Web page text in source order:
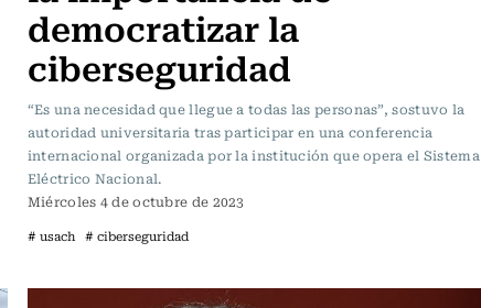
democratizar la
ciberseguridad
“Es una necesidad que llegue a todas las personas”, sostuvo la
autoridad universitaria tras participar en una conferencia
internacional organizada por la institución que opera el Sistema
Eléctrico Nacional.
Miércoles 4 de octubre de 2023
# usach # ciberseguridad